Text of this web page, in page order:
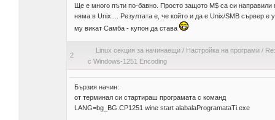
Ще е много пъти по-бавно. Просто защото М$ са си направили
няма в Unix.... Резултата е, че който и да е Unix/SMB сървер
му викат Самба - купон да става
2
Linux секция за начинаещи/ Настройка на програми/
с Windows-1251 Encoding
Бързия начин:
от терминал си стартираш програмата с команд
LANG=bg_BG.CP1251 wine start alabalaProgramataTi.exe